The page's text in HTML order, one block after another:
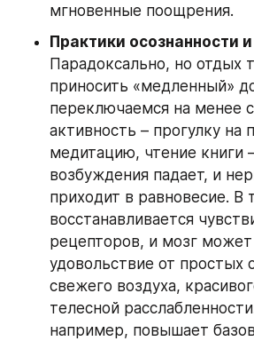
мгновенные поощрения.
Практики осознанности
Парадоксально, но отдых
приносить «медленный»
переключаемся на менее
активность – прогулку на
медитацию, чтение книги
возбуждения падает, и
приходит в равновесие. В
восстанавливается
рецепторов, и мозг может
удовольствие от простых
свежего воздуха,
телесной
например, повышает